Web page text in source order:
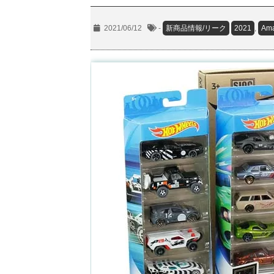
2021/06/12 - 新商品情報/リーク 2021 ,